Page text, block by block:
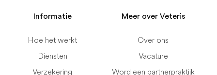
Informatie
Hoe het werkt
Diensten
Verzekering
Meer over Veteris
Over ons
Vacature
Word een partnerpraktijk